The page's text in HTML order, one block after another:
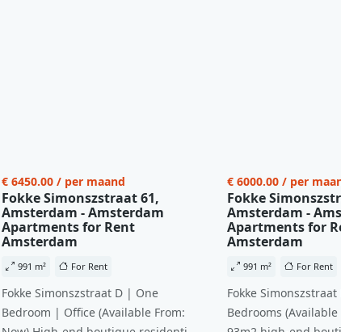
€ 6450.00 / per maand
Fokke Simonszstraat 61,
Amsterdam - Amsterdam
Apartments for Rent
Amsterdam
991 m² For Rent
Fokke Simonszstraat D | One
Bedroom | Office (Available From:
€ 6000.00 / per
Fokke
Amsterdam -
Apartments for
Amsterdam
991 m² For Rent
Fokke
Bedrooms